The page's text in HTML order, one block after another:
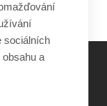
sociálních
a